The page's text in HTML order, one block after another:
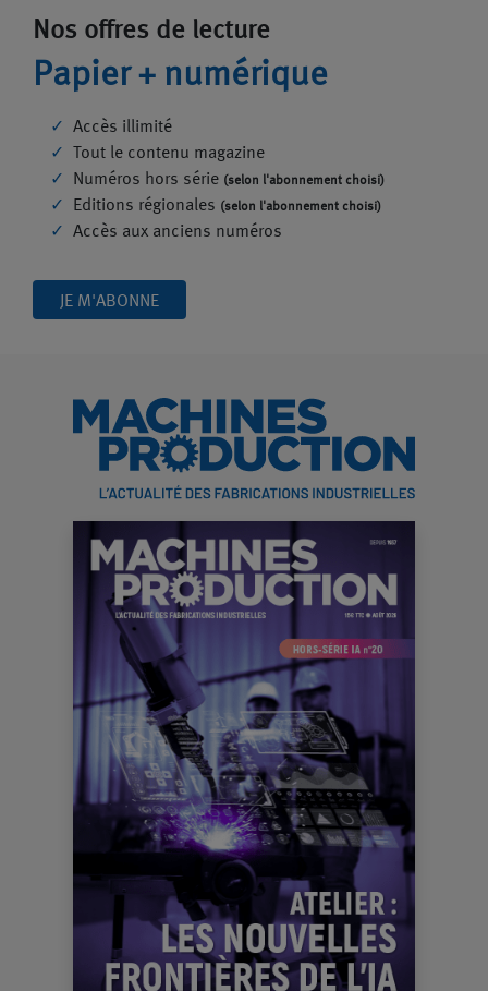
Nos offres de lecture
Papier + numérique
Accès illimité
Tout le contenu magazine
Numéros hors série (selon l'abonnement choisi)
Editions régionales (selon l'abonnement choisi)
Accès aux anciens numéros
JE M'ABONNE